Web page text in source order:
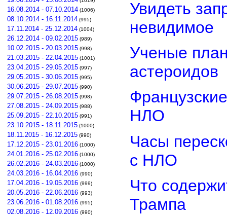
16.08.2014 - 07.10.2014 (1006)
08.10.2014 - 16.11.2014 (995)
17.11.2014 - 25.12.2014 (1004)
26.12.2014 - 09.02.2015 (989)
10.02.2015 - 20.03.2015 (998)
21.03.2015 - 22.04.2015 (1001)
23.04.2015 - 29.05.2015 (997)
29.05.2015 - 30.06.2015 (995)
30.06.2015 - 29.07.2015 (990)
29.07.2015 - 26.08.2015 (998)
27.08.2015 - 24.09.2015 (988)
25.09.2015 - 22.10.2015 (991)
23.10.2015 - 18.11.2015 (1000)
18.11.2015 - 16.12.2015 (990)
17.12.2015 - 23.01.2016 (1000)
24.01.2016 - 25.02.2016 (1000)
26.02.2016 - 24.03.2016 (1000)
24.03.2016 - 16.04.2016 (990)
17.04.2016 - 19.05.2016 (999)
20.05.2016 - 22.06.2016 (993)
23.06.2016 - 01.08.2016 (995)
02.08.2016 - 12.09.2016 (990)
Увидеть
невидимое
Ученые
астероидов
НЛО
Часы
с НЛО
Что
Трампа